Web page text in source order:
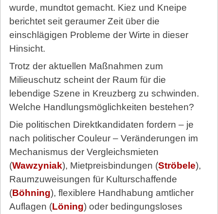
wurde, mundtot gemacht. Kiez und Kneipe
berichtet seit geraumer Zeit über die
einschlägigen Probleme der Wirte in dieser
Hinsicht.
Trotz der aktuellen Maßnahmen zum
Milieuschutz scheint der Raum für die
lebendige Szene in Kreuzberg zu schwinden.
Welche Handlungsmöglichkeiten bestehen?
Die politischen Direktkandidaten fordern – je
nach politischer Couleur – Veränderungen im
Mechanismus der Vergleichsmieten
(Wawzyniak), Mietpreisbindungen (Ströbele),
Raumzuweisungen für Kulturschaffende
(Böhning), flexiblere Handhabung amtlicher
Auflagen (Löning) oder bedingungsloses